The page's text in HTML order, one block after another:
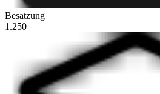
Besatzung
1.250